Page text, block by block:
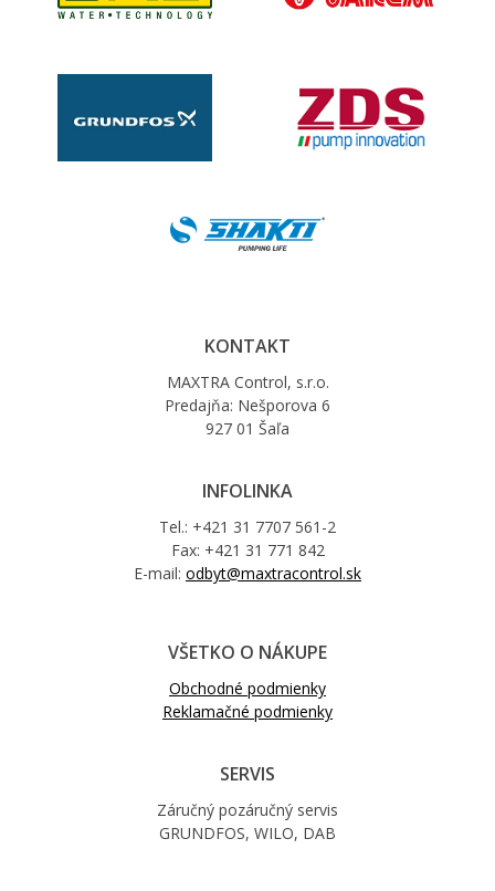
KONTAKT
MAXTRA Control, s.r.o.
Predajňa: Nešporova 6
927 01 Šaľa
INFOLINKA
Tel.: +421 31 7707 561-2
Fax: +421 31 771 842
E-mail: odbyt@maxtracontrol.sk
VŠETKO O NÁKUPE
Obchodné podmienky
Reklamačné podmienky
SERVIS
Záručný pozáručný servis
GRUNDFOS, WILO, DAB